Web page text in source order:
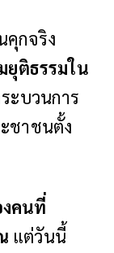
คุกจริง
ยุติธรรมใน
ะบวนการ
ชาชนตั้ง
คนที่
แต่วันนี้